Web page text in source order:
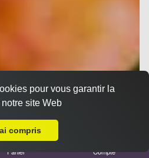
Panier Compte
pour vous garantir la
site Web
compris